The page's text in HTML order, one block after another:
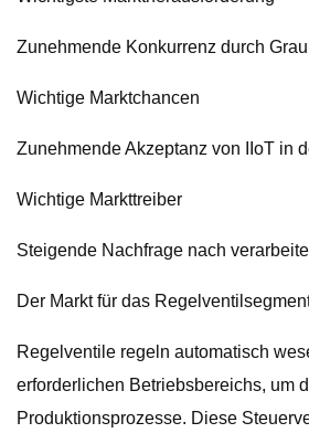
Zunehmende Konkurrenz durch
Wichtige Marktchancen
Zunehmende Akzeptanz von IIoT in
Wichtige Markttreiber
Steigende Nachfrage nach
Der Markt für das
Regelventile regeln automatisch
erforderlichen Betriebsbereichs, um
Produktionsprozesse. Diese